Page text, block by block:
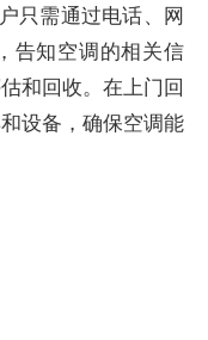
只需通过电话、网
告知空调的相关信
和回收。在上门回
设备，确保空调能